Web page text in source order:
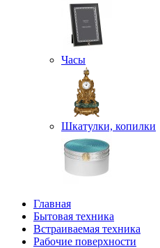
Часы
Шкатулки, копилки
Главная
Бытовая техника
Встраиваемая техника
Рабочие поверхности